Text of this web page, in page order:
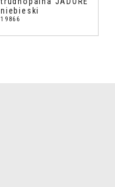
niebieski
19866